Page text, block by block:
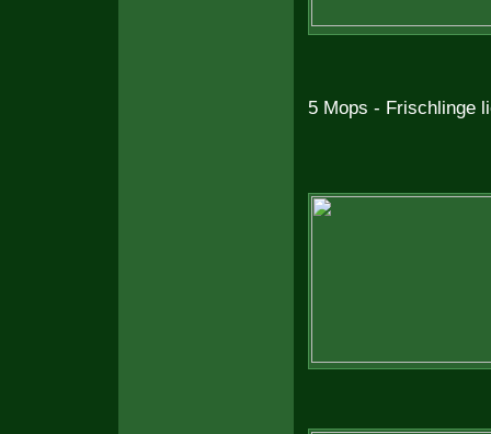
5 Mops - Frischlinge